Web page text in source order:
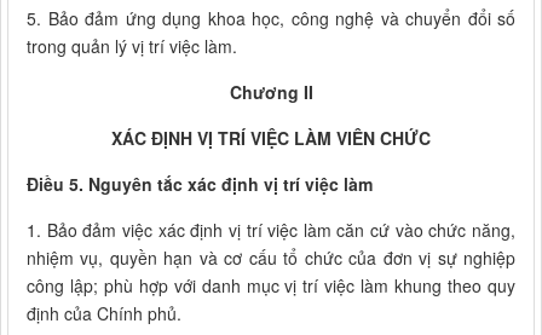
5. Bảo đảm ứng dụng khoa học, công nghệ và chuyển đổi số
trong quản lý vị trí việc làm.
Chương II
XÁC ĐỊNH VỊ TRÍ VIỆC LÀM VIÊN CHỨC
Điều 5. Nguyên tắc xác định vị trí việc làm
1. Bảo đảm việc xác định vị trí việc làm căn cứ vào chức năng,
nhiệm vụ, quyền hạn và cơ cấu tổ chức của đơn vị sự nghiệp
công lập; phù hợp với danh mục vị trí việc làm khung theo quy
định của Chính phủ.